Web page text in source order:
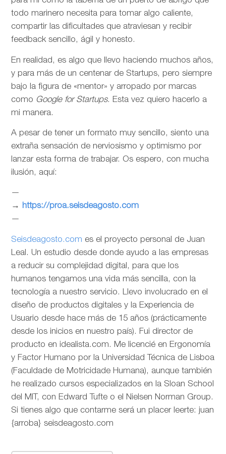
todo marinero necesita para tomar algo caliente,
compartir las dificultades que atraviesan y recibir
feedback sencillo, ágil y honesto.
En realidad, es algo que llevo haciendo muchos años,
y para más de un centenar de Startups, pero siempre
bajo la figura de «mentor» y arropado por marcas
como Google for Startups. Esta vez quiero hacerlo a
mi manera.
A pesar de tener un formato muy sencillo, siento una
extraña sensación de nerviosismo y optimismo por
lanzar esta forma de trabajar. Os espero, con mucha
ilusión, aquí:
—
→ https://proa.seisdeagosto.com
—
Seisdeagosto.com es el proyecto personal de Juan
Leal. Un estudio desde donde ayudo a las empresas
a reducir su complejidad digital, para que los
humanos tengamos una vida más sencilla, con la
tecnología a nuestro servicio. Llevo involucrado en el
diseño de productos digitales y la Experiencia de
Usuario desde hace más de 15 años (prácticamente
desde los inicios en nuestro país). Fui director de
producto en idealista.com. Me licencié en Ergonomía
y Factor Humano por la Universidad Técnica de Lisboa
(Faculdade de Motricidade Humana), aunque también
he realizado cursos especializados en la Sloan School
del MIT, con Edward Tufte o el Nielsen Norman Group.
Si tienes algo que contarme será un placer leerte: juan
{arroba} seisdeagosto.com